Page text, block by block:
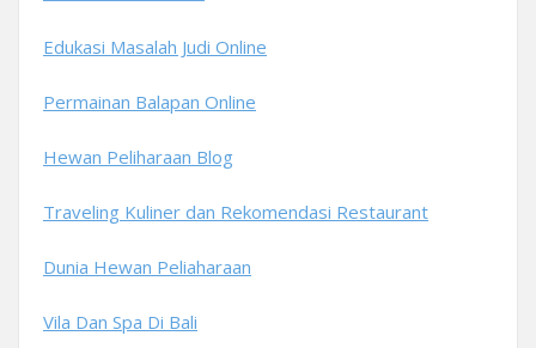
Edukasi Masalah Judi Online
Permainan Balapan Online
Hewan Peliharaan Blog
Traveling Kuliner dan Rekomendasi Restaurant
Dunia Hewan Peliaharaan
Vila Dan Spa Di Bali